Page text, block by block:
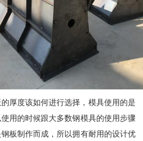
厚度该如何进行选择，模具使用的是
用的时候跟大多数钢模具的使用步骤
板制作而成，所以拥有耐用的设计优